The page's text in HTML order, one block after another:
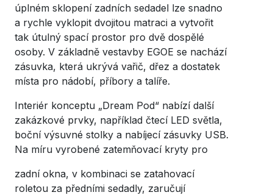
úplném sklopení zadních sedadel lze snadno
a rychle vyklopit dvojitou matraci a vytvořit
tak útulný spací prostor pro dvě dospělé
osoby. V základně vestavby EGOE se nachází
zásuvka, která ukrývá vařič, dřez a dostatek
místa pro nádobí, příbory a talíře.
Interiér konceptu „Dream Pod“ nabízí další
zakázkové prvky, například čtecí LED světla,
boční výsuvné stolky a nabíjecí zásuvky USB.
Na míru vyrobené zatemňovací kryty pro
zadní okna, v kombinaci se zatahovací
roletou za předními sedadly, zaručují